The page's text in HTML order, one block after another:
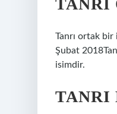
TANRI
Tanrı ortak
Şubat
isimdir.
TANRI